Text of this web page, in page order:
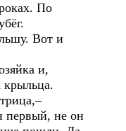
По
Вот и
и,
крыльца.
первый, не он